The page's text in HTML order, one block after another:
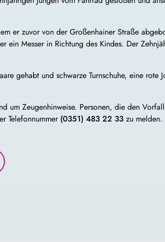
er zuvor von der Großenhainer Straße
ein Messer in Richtung des Kindes. Der
gehabt und schwarze Turnschuhe, eine rote
um Zeugenhinweise. Personen, die den
Telefonnummer (0351) 483 22 33 zu melden.